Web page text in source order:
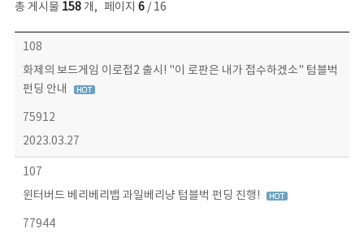
총 게시물 158개, 페이지 6/ 16
콘텐츠이슈 목록 - 번호, 제목, 작성자, 파일, 조회수, 작성일 정보 제공
108
화제의 보드게임 이로접2 출시! "이 로판은 내가 접수하겠소" 텀블벅
펀딩 안내
75912
2023.03.27
107
윈터버드 베리베리뱁 과일베리냥 텀블벅 펀딩 진행!
77944